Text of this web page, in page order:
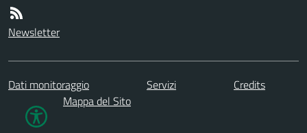
Newsletter
Dati monitoraggio Servizi
Credits
Mappa del Sito